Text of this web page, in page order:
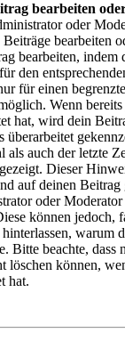
bearbeiten
oder
bearbeiten
bearbeiten, indem
den
für einen
Wenn
hat, wird dein
überarbeitet
als auch der letzte
Dieser
auf deinen Beitrag
oder
können jedoch,
warum
Bitte beachte, dass
löschen können,
hat.